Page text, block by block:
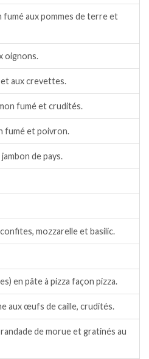
fumé aux pommes de terre et
oignons.
aux crevettes.
fumé et crudités.
fumé et poivron.
de pays.
mozzarelle et basilic.
en pâte à pizza façon pizza.
aux œufs de caille, crudités.
de morue et gratinés au